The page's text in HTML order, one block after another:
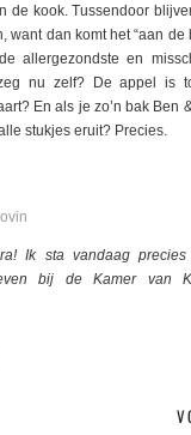
de kook. Tussendoor
want dan komt het “aan de
allergezondste en
nu zelf? De appel is
En als je zo’n bak Ben
stukjes eruit? Precies.
Ik sta vandaag
bij de Kamer van